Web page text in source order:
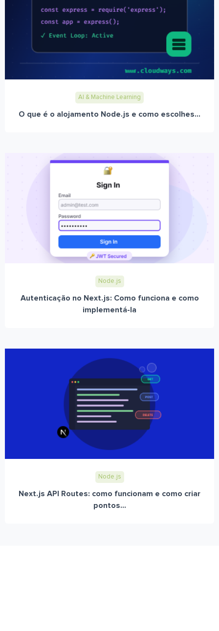
AI & Machine Learning
O que é o alojamento Node.js e como escolhes...
Node.js
Autenticação no Next.js: Como funciona e como
implementá-la
Node.js
Next.js API Routes: como funcionam e como criar
pontos...